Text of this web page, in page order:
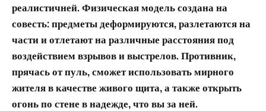
реалистичней. Физическая модель создана на
совесть: предметы деформируются, разлетаются на
части и отлетают на различные расстояния под
воздействием взрывов и выстрелов. Противник,
прячась от пуль, сможет использовать мирного
жителя в качестве живого щита, а также открыть
огонь по стене в надежде, что вы за ней.